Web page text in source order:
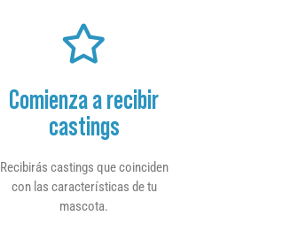
Comienza a recibir
castings
Recibirás castings que coinciden
con las características de tu
mascota.